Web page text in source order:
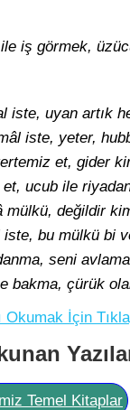
iş görmek,
iste, uyan artık
iste, yeter,
et, gider
ucub ile
mülkü, değildir
iste, bu mülkü bi
seni
bakma, çürük
Okumak İçin
Temel Kitaplar